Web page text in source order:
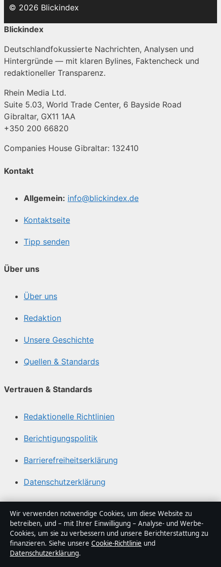
© 2026 Blickindex
Blickindex
Deutschlandfokussierte Nachrichten, Analysen und
Hintergründe — mit klaren Bylines, Faktencheck und
redaktioneller Transparenz.
Rhein Media Ltd.
Suite 5.03, World Trade Center, 6 Bayside Road
Gibraltar, GX11 1AA
+350 200 66820
Companies House Gibraltar: 132410
Kontakt
Allgemein: info@blickindex.de
Kontaktseite
Tipp senden
Über uns
Über uns
Redaktion
Unsere Geschichte
Quellen & Standards
Vertrauen & Standards
Redaktionelle Richtlinien
Berichtigungspolitik
Barrierefreiheitserklärung
Datenschutzerklärung
Über Blickindex in Kürze
Blickindex ist ein unabhängiger digitaler
Nachrichtenanbieter mit Fokus auf Politik, Wirtschaft,
Technik und Gesellschaft in Deutschland. Jeder Artikel
Wir verwenden notwendige Cookies, um diese Website zu
betreiben, und – mit Ihrer Einwilligung – Analyse- und Werbe-
Cookies, um sie zu verbessern und unsere Berichterstattung zu
finanzieren. Siehe unsere Cookie-Richtlinie und
Datenschutzerklärung.